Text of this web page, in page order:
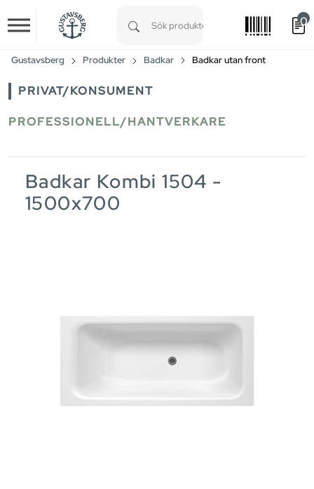
Skip to main content
0
Gustavsberg Produkter Badkar Badkar utan front
PRIVAT/KONSUMENT
PROFESSIONELL/HANTVERKARE
Badkar Kombi 1504 -
1500x700